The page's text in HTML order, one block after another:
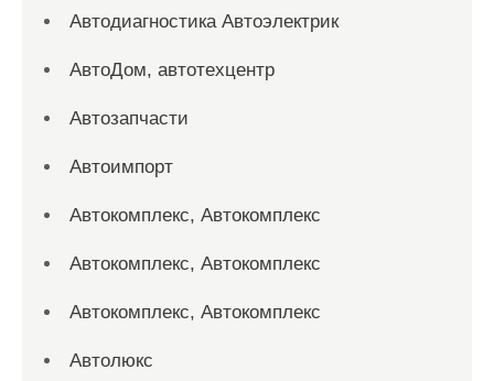
Автодиагностика Автоэлектрик
АвтоДом, автотехцентр
Автозапчасти
Автоимпорт
Автокомплекс, Автокомплекс
Автокомплекс, Автокомплекс
Автокомплекс, Автокомплекс
Автолюкс